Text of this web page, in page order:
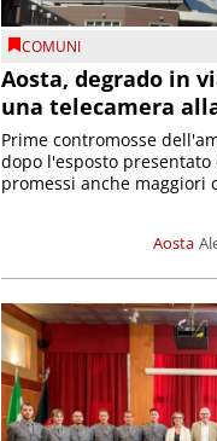
COMUNI
Aosta, degrado in
una telecamera
Aosta
Prime contromosse
dopo l'esposto
promessi anche